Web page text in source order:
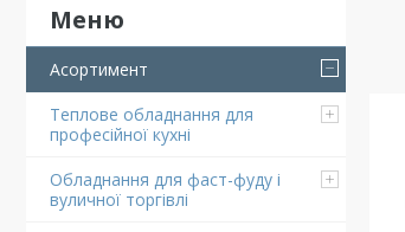
Асортимент
Теплове обладнання для
професійної кухні
Обладнання для фаст-фуду і
вуличної торгівлі